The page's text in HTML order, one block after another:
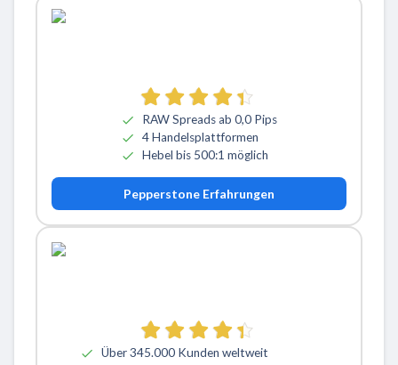
RAW Spreads ab 0,0 Pips
4 Handelsplattformen
Hebel bis 500:1 möglich
Pepperstone Erfahrungen
Über 345.000 Kunden weltweit